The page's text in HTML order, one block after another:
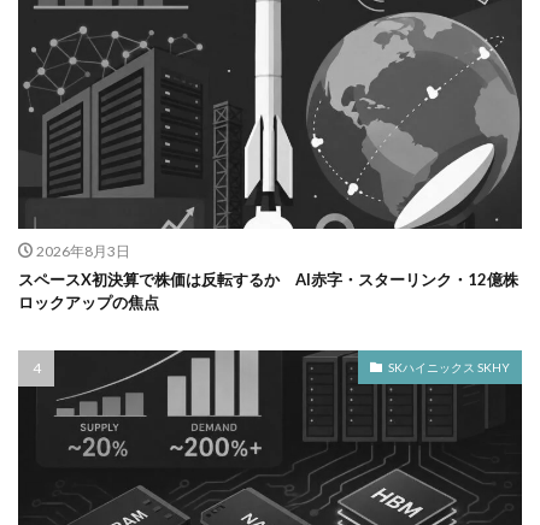
2026年8月3日
スペースX初決算で株価は反転するか AI赤字・スターリンク・12億株
ロックアップの焦点
SKハイニックス SKHY